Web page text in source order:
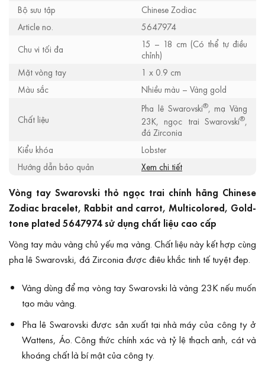
Bộ sưu tập
Chinese Zodiac
Article no.
5647974
Chu vi tối đa
15 – 18 cm (Có thể tự điều
chỉnh)
Mặt vòng tay
1 x 0.9 cm
Màu sắc
Nhiều màu – Vàng gold
Chất liệu
Pha lê Swarovski®, mạ Vàng
23K, ngọc trai Swarovski®,
đá Zirconia
Kiểu khóa
Lobster
Hướng dẫn bảo quản
Xem chi tiết
Vòng tay Swarovski thỏ ngọc trai chính hãng Chinese
Zodiac bracelet, Rabbit and carrot, Multicolored, Gold-
tone plated 5647974 sử dụng chất liệu cao cấp
Vòng tay màu vàng chủ yếu mạ vàng. Chất liệu này kết hợp cùng
pha lê Swarovski, đá Zirconia được điêu khắc tinh tế tuyệt đẹp.
Vàng dùng để mạ vòng tay Swarovski là vàng 23K nếu muốn
tạo màu vàng.
Pha lê Swarovski được sản xuất tại nhà máy của công ty ở
Wattens, Áo. Công thức chính xác và tỷ lệ thạch anh, cát và
khoáng chất là bí mật của công ty.